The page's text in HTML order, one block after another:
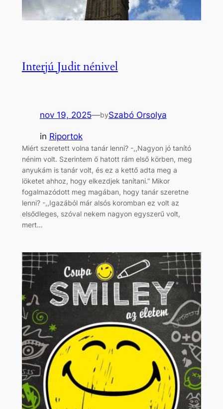
Interjú Judit nénivel
nov 19, 2025—bySzabó Orsolya
in Riportok
Miért szeretett volna tanár lenni? -,,Nagyon jó tanító
nénim volt. Szerintem ő hatott rám első körben, meg
anyukám is tanár volt, és ez a kettő adta meg a
löketet ahhoz, hogy elkezdjek tanítani.” Mikor
fogalmazódott meg magában, hogy tanár szeretne
lenni? -,,Igazából már alsós koromban ez volt az
elsődleges, szóval nekem nagyon egyszerű volt,
mert…